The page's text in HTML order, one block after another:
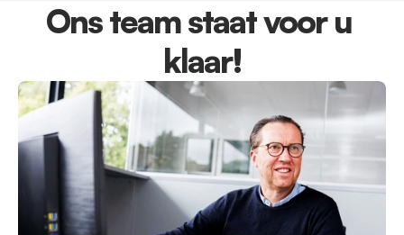
Ons team staat voor u
klaar!